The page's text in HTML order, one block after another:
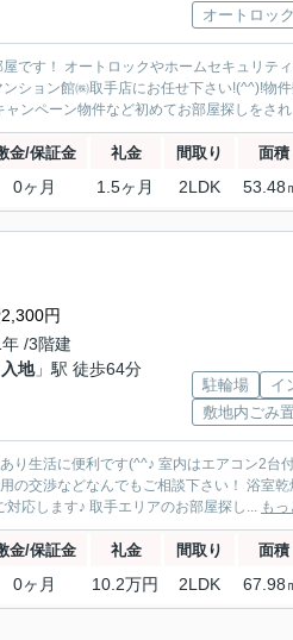
オートロック
です！ オートロックやホームセキュリテ
ション館㈱取手店にお任せ下さい!(^^)!物
ンペーン物件など初めてお部屋探しをさ
金/保証金 礼金 間取り 面積
0ヶ月 1.5ヶ月 2LDK 53.48
円
/3階建
入地」駅 徒歩64分
駐輪場
イ
敷地内ごみ
り生活に便利です(^^♪ 室内はエアコン2台
交渉などなんでもご相談下さい！ 浴室
応します♪ 取手エリアのお部屋探し... も
金/保証金 礼金 間取り 面積
0ヶ月 10.2万円 2LDK 67.98